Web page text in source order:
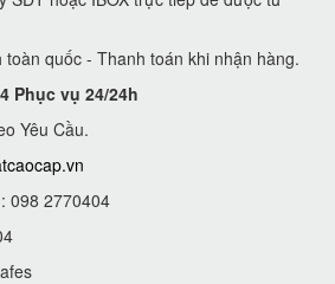
toàn quốc - Thanh toán khi nhận hàng.
Phục vụ 24/24h
Yêu Cầu.
098 2770404